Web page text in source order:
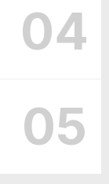
04
05